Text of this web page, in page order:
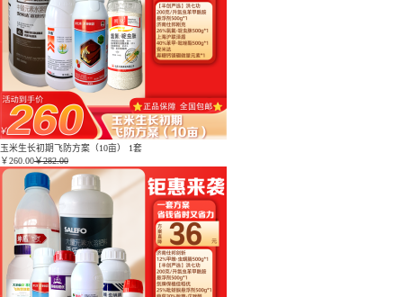
玉米生长初期飞防方案（10亩） 1套
￥260.00￥282.00